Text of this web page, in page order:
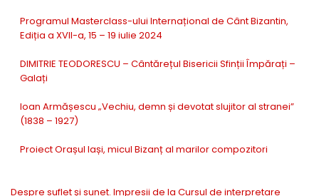
Programul Masterclass-ului Internațional de Cânt Bizantin,
Ediția a XVII-a, 15 – 19 iulie 2024
DIMITRIE TEODORESCU – Cântărețul Bisericii Sfinții Împărați –
Galați
Ioan Armășescu „Vechiu, demn și devotat slujitor al stranei”
(1838 – 1927)
Proiect Orașul Iași, micul Bizanț al marilor compozitori
Despre suflet și sunet. Impresii de la Cursul de interpretare